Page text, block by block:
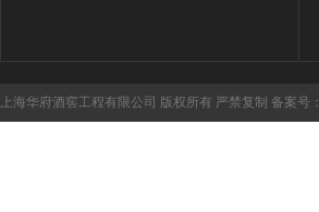
上海华府酒窖工程有限公司 版权所有 严禁复制 备案号：